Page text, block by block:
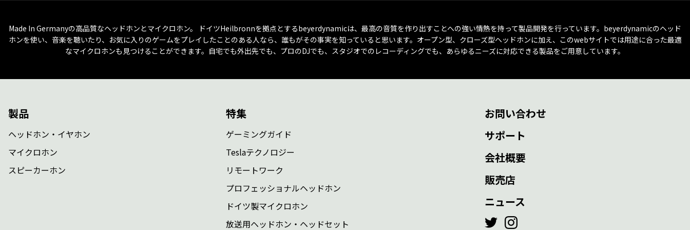
Made In Germanyの高品質なヘッドホンとマイクロホン。 ドイツHeilbronnを拠点とするbeyerdynamicは、最高の音質を作り出すことへの強い情熱を持って製品開発を行っています。beyerdynamicのヘッド
ホンを使い、音楽を聴いたり、お気に入りのゲームをプレイしたことのある人なら、誰もがその事実を知っていると思います。オープン型、クローズ型ヘッドホンに加え、このwebサイトでは用途に合った最適
なマイクロホンも見つけることができます。自宅でも外出先でも、プロのDJでも、スタジオでのレコーディングでも、あらゆるニーズに対応できる製品をご用意しています。
製品
ヘッドホン・イヤホン
マイクロホン
スピーカーホン
特集
ゲーミングガイド
Teslaテクノロジー
リモートワーク
プロフェッショナルヘッドホン
ドイツ製マイクロホン
放送用ヘッドホン・ヘッドセット
お問い合わせ
サポート
会社概要
販売店
ニュース